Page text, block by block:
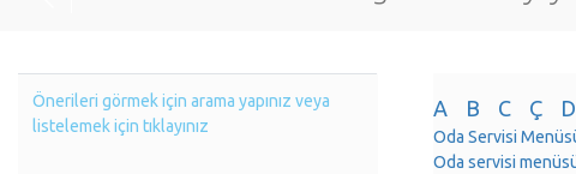
A B C Ç D
Oda Servisi
Oda servisi
Önerileri görmek için arama yapınız veya
listelemek için tıklayınız